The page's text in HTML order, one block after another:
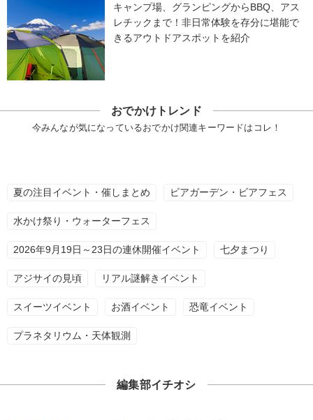
キャンプ場、グランピングからBBQ、アス
レチックまで！非日常体験を存分に堪能で
きるアウトドアスポットを紹介
おでかけトレンド
今みんなが気になっているおでかけ関連キーワードはコレ！
夏の注目イベント・催しまとめ ビアガーデン・ビアフェス
水かけ祭り・ウォーターフェス
2026年9月19日～23日の連休開催イベント 七夕まつり
アジサイの見頃 リアル謎解きイベント
スイーツイベント お酒イベント 恐竜イベント
プラネタリウム・天体観測
編集部イチオシ